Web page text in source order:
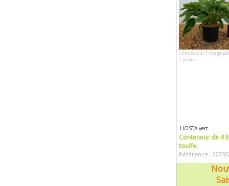
Cliquez sur l'image
1 photos
HOSTA vert
Conteneur de 4
touffe.
Référence :